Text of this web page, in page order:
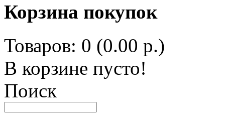
Корзина покупок
Товаров: 0 (0.00 р.)
В корзине пусто!
Поиск